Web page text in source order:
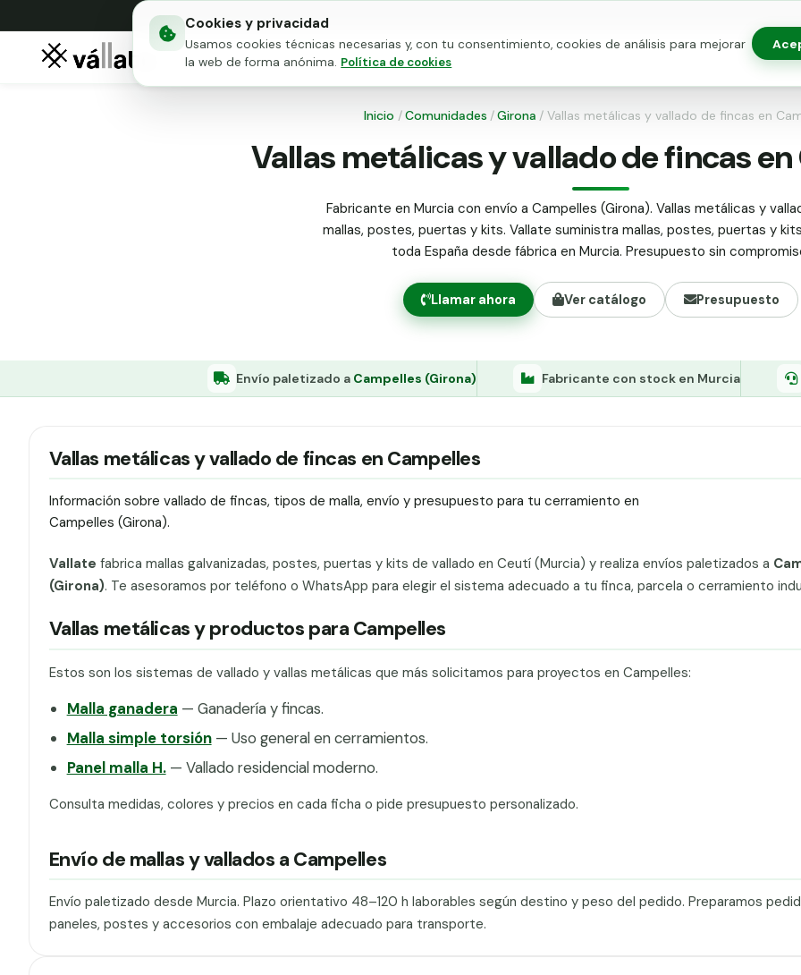
Cookies y privacidad
Usamos cookies técnicas necesarias y, con tu consentimiento, cookies de análisis para mejorar
la web de forma anónima. Política de cookies
Mallas metálicas
Puertas para vallado
Inicio /Comunidades /Girona / Vallas metálicas y vallado de fincas en
Vallas metálicas y vallado de fincas
Fabricante en Murcia con envío a Campelles (Girona). Vallas metálicas y
mallas, postes, puertas y kits. Vallate suministra mallas, postes, puertas y
toda España desde fábrica en Murcia. Presupuesto sin
Llamar ahora Ver catálogo Presupuesto
Envío paletizado a Campelles (Girona) Fabricante con stock en Murcia
Vallas metálicas y vallado de fincas en Campelles
Información sobre vallado de fincas, tipos de malla, envío y presupuesto para tu cerramiento en
Campelles (Girona).
Vallate fabrica mallas galvanizadas, postes, puertas y kits de vallado en Ceutí (Murcia) y realiza envíos paletizados a
(Girona). Te asesoramos por teléfono o WhatsApp para elegir el sistema adecuado a tu finca, parcela o cerramiento
Vallas metálicas y productos para Campelles
Estos son los sistemas de vallado y vallas metálicas que más solicitamos para proyectos en Campelles:
Malla ganadera — Ganadería y fincas.
Malla simple torsión— Uso general en cerramientos.
Panel malla H.— Vallado residencial moderno.
Consulta medidas, colores y precios en cada ficha o pide presupuesto personalizado.
Envío de mallas y vallados a Campelles
Envío paletizado desde Murcia. Plazo orientativo 48–120 h laborables según destino y peso del pedido. Preparamos
paneles, postes y accesorios con embalaje adecuado para transporte.